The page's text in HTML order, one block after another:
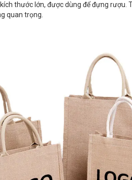
thước lớn, được dùng để đựng
quan trọng.